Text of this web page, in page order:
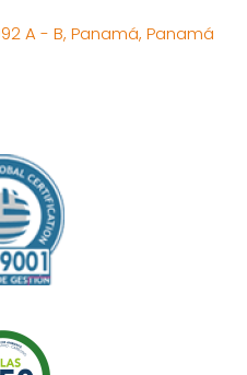
A - B, Panamá, Panamá